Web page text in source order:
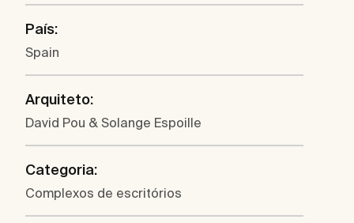
País:
Spain
Arquiteto:
David Pou & Solange Espoille
Categoria:
Complexos de escritórios